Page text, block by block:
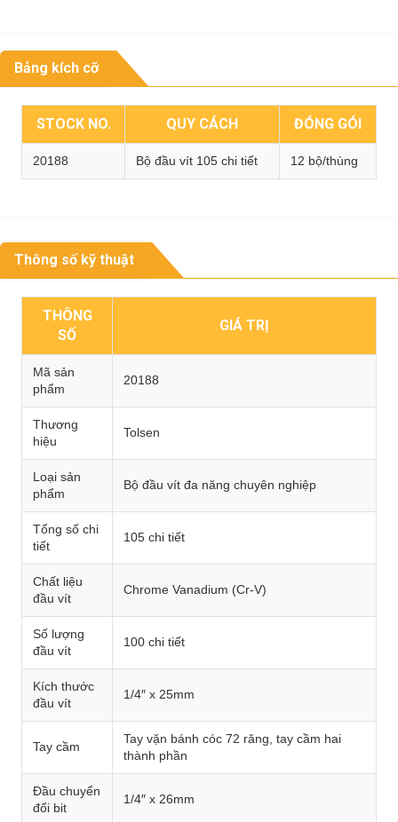
Bảng kích cỡ
STOCK NO. QUY CÁCH ĐÓNG GÓI
20188 Bộ đầu vít 105 chi tiết 12 bộ/thùng
Thông số kỹ thuật
THÔNG
SỐ
GIÁ TRỊ
Mã sản
phẩm
20188
Thương
hiệu
Tolsen
Loại sản
phẩm
Bộ đầu vít đa năng chuyên nghiệp
Tổng số chi
tiết
105 chi tiết
Chất liệu
đầu vít
Chrome Vanadium (Cr-V)
Số lượng
đầu vít
100 chi tiết
Kích thước
đầu vít
1/4″ x 25mm
Tay cầm
Tay vặn bánh cóc 72 răng, tay cầm hai
thành phần
Đầu chuyển
đổi bit
1/4″ x 26mm